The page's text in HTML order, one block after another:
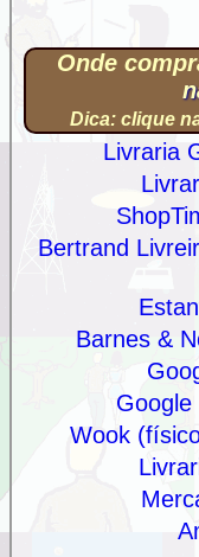
Onde
Dica: clique
Livraria
Bertrand
Barnes &
Google
Wook